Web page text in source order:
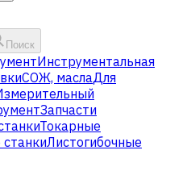
Поиск
Инструментальная
СОЖ, маслаДля
Запчасти
Токарные
Листогибочные